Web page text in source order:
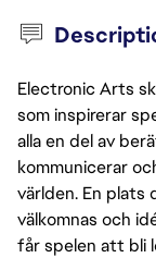
Electronic Arts
som inspirerar
alla en del av
kommunicerar
världen. En plats
välkomnas och
får spelen att bli